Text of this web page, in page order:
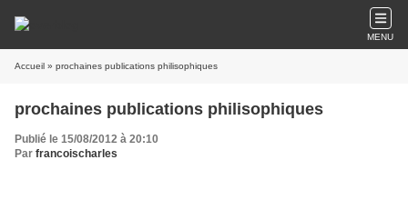
MENU
Accueil » prochaines publications philisophiques
prochaines publications philisophiques
Publié le 15/08/2012 à 20:10
Par francoischarles